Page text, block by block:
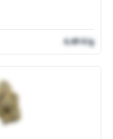
4,49 €/g